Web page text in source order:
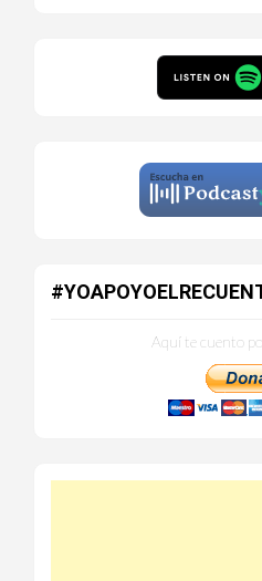
Aquí te cuento